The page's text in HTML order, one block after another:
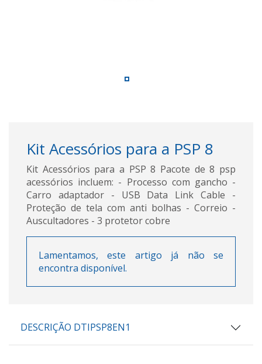
Kit Acessórios para a PSP 8
Kit Acessórios para a PSP 8 Pacote de 8 psp
acessórios incluem: - Processo com gancho -
Carro adaptador - USB Data Link Cable -
Proteção de tela com anti bolhas - Correio -
Auscultadores - 3 protetor cobre
Lamentamos, este artigo já não se
encontra disponível.
DESCRIÇÃO DTIPSP8EN1